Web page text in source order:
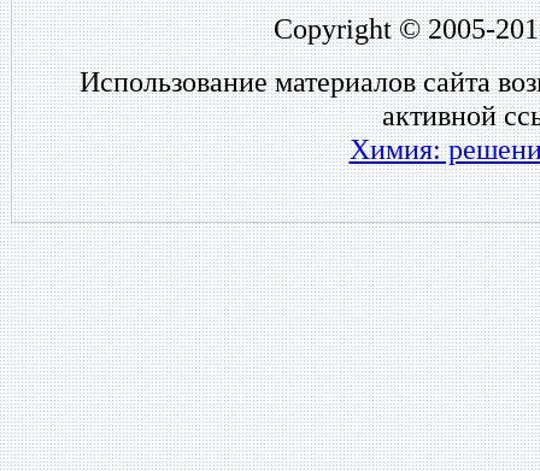
Copyright © 2005-
Использование материалов сайта
активной
Химия: